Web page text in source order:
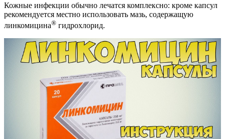
Кожные инфекции обычно лечатся комплексно: кроме капсул
рекомендуется местно использовать мазь, содержащую
линкомицина® гидрохлорид.